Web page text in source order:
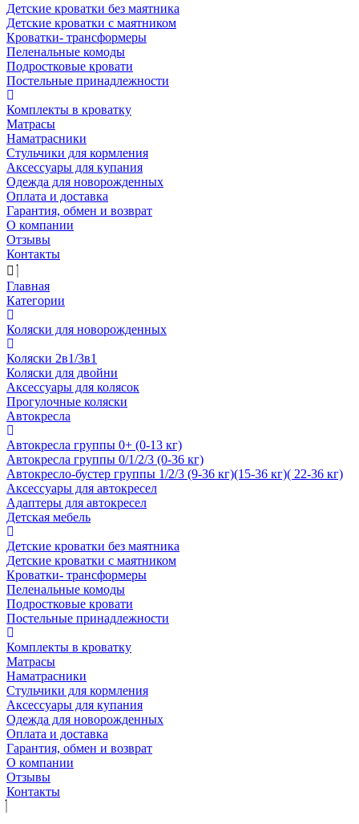
Детские кроватки без маятника
Детские кроватки с маятником
Кроватки- трансформеры
Пеленальные комоды
Подростковые кровати
Постельные принадлежности
Комплекты в кроватку
Матрасы
Наматрасники
Стульчики для кормления
Аксессуары для купания
Одежда для новорожденных
Оплата и доставка
Гарантия, обмен и возврат
О компании
Отзывы
Контакты
Главная
Категории
Коляски для новорожденных
Коляски 2в1/3в1
Коляски для двойни
Аксессуары для колясок
Прогулочные коляски
Автокресла
Автокресла группы 0+ (0-13 кг)
Автокресла группы 0/1/2/3 (0-36 кг)
Автокресло-бустер группы 1/2/3 (9-36 кг)(15-36 кг)( 22-36 кг)
Аксессуары для автокресел
Адаптеры для автокресел
Детская мебель
Детские кроватки без маятника
Детские кроватки с маятником
Кроватки- трансформеры
Пеленальные комоды
Подростковые кровати
Постельные принадлежности
Комплекты в кроватку
Матрасы
Наматрасники
Стульчики для кормления
Аксессуары для купания
Одежда для новорожденных
Оплата и доставка
Гарантия, обмен и возврат
О компании
Отзывы
Контакты